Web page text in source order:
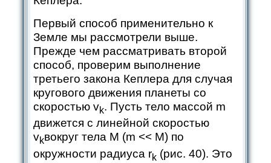
Первый способ применительно к
Земле мы рассмотрели выше.
Прежде чем рассматривать второй
способ, проверим выполнение
третьего закона Кеплера для случая
кругового движения планеты со
скоростью vk. Пусть тело массой m
движется с линейной скоростью
vkвокруг тела М (m << M) по
окружности радиуса rk(рис. 40). Это